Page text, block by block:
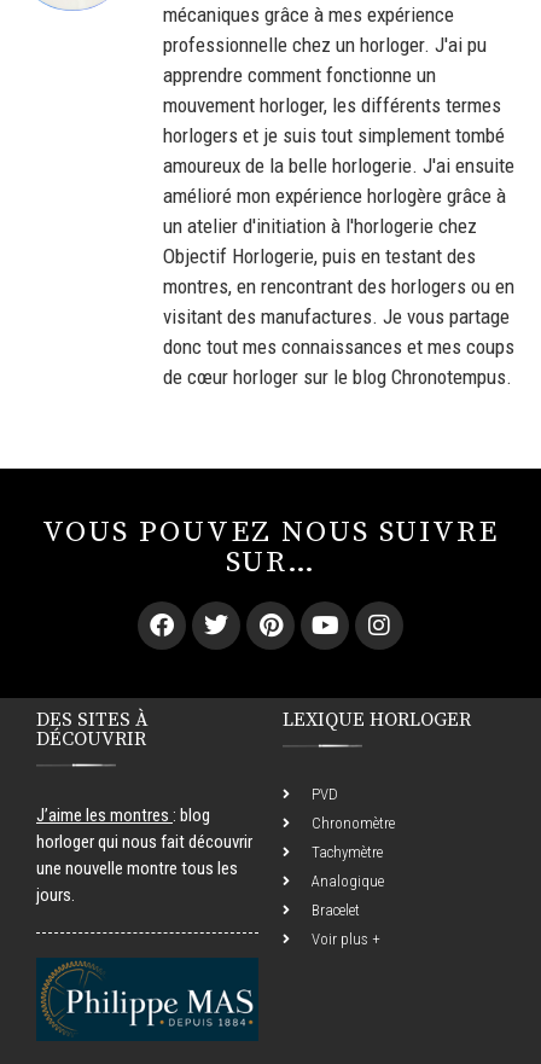
mécaniques grâce à mes expérience
professionnelle chez un horloger. J'ai pu
apprendre comment fonctionne un
mouvement horloger, les différents termes
horlogers et je suis tout simplement tombé
amoureux de la belle horlogerie. J'ai ensuite
amélioré mon expérience horlogère grâce à
un atelier d'initiation à l'horlogerie chez
Objectif Horlogerie, puis en testant des
montres, en rencontrant des horlogers ou en
visitant des manufactures. Je vous partage
donc tout mes connaissances et mes coups
de cœur horloger sur le blog Chronotempus.
VOUS POUVEZ NOUS SUIVRE
SUR…
DES SITES À
DÉCOUVRIR
J’aime les montres : blog
horloger qui nous fait découvrir
une nouvelle montre tous les
jours.
LEXIQUE HORLOGER
PVD
Chronomètre
Tachymètre
Analogique
Bracelet
Voir plus +